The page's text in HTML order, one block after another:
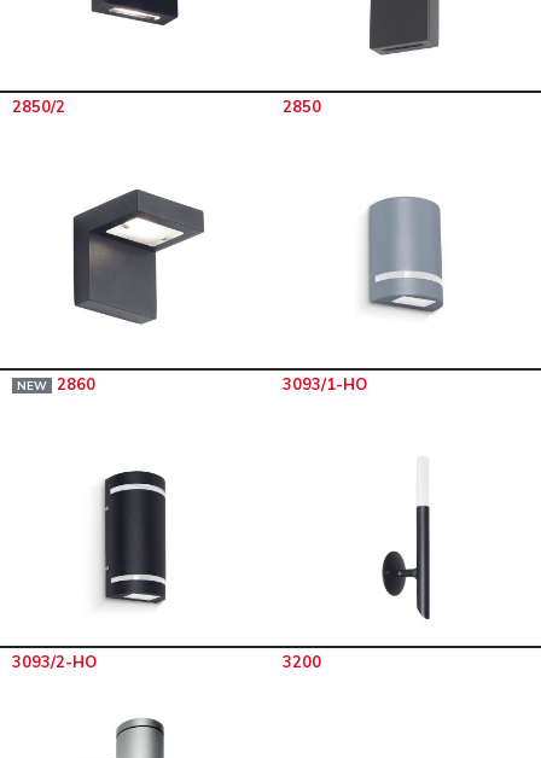
2850/2 2850
NEW 2860 3093/1-HO
3093/2-HO 3200